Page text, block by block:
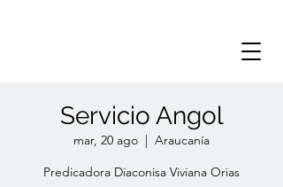
Servicio Angol
mar, 20 ago
  |
Araucanía
Predicadora Diaconisa Viviana Orias